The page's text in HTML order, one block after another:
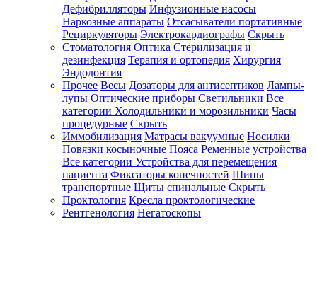
Дефибрилляторы Инфузионные насосы
Наркозные аппараты Отсасыватели портативные
Рециркуляторы Электрокардиографы Скрыть
Стоматология Оптика Стерилизация и
дезинфекция Терапия и ортопедия Хирургия
Эндодонтия
Прочее Весы Дозаторы для антисептиков Лампы-
лупы Оптические приборы Светильники Все
категории Холодильники и морозильники Часы
процедурные Скрыть
Иммобилизация Матрасы вакуумные Носилки
Повязки косыночные Пояса Ременные устройства
Все категории Устройства для перемещения
пациента Фиксаторы конечностей Шины
транспортные Щиты спинальные Скрыть
Проктология Кресла проктологические
Рентгенология Негатоскопы